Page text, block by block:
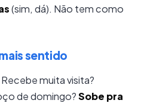
(sim, dá). Não tem como
sentido
Recebe muita visita?
de domingo?Sobe pra